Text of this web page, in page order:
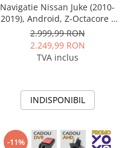
Navigatie Nissan Juke (2010-
2019), Android, Z-Octacore /
8GB RAM + 256GB ROM, 9
Inch - AD-BGZ9008+AD-
BGRKIT168
2.999,99 RON
2.249,99 RON
TVA inclus
INDISPONIBIL
-11%